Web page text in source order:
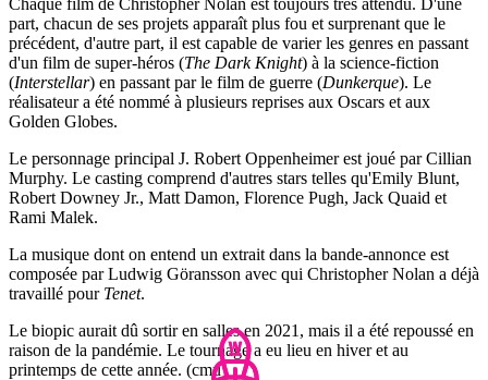
part, chacun de ses projets apparaît plus fou et surprenant que le
précédent, d'autre part, il est capable de varier les genres en passant
d'un film de super-héros (The Dark Knight) à la science-fiction
(Interstellar) en passant par le film de guerre (Dunkerque). Le
réalisateur a été nommé à plusieurs reprises aux Oscars et aux
Golden Globes.
Le personnage principal J. Robert Oppenheimer est joué par Cillian
Murphy. Le casting comprend d'autres stars telles qu'Emily Blunt,
Robert Downey Jr., Matt Damon, Florence Pugh, Jack Quaid et
Rami Malek.
La musique dont on entend un extrait dans la bande-annonce est
composée par Ludwig Göransson avec qui Christopher Nolan a déjà
travaillé pour Tenet.
Le biopic aurait dû sortir en salles en 2021, mais il a été repoussé en
raison de la pandémie. Le tournage a eu lieu en hiver et au
printemps de cette année. (cmu)